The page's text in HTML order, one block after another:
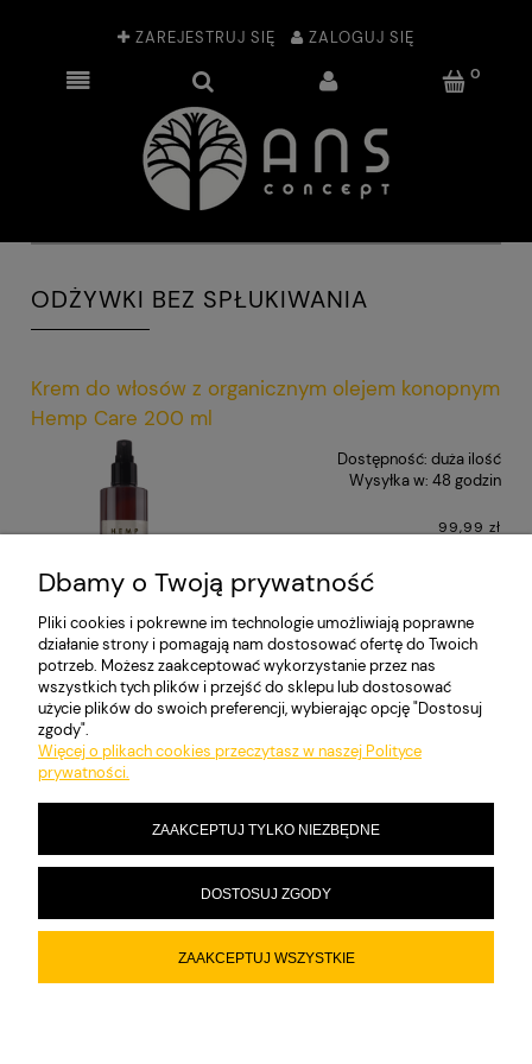
ZAREJESTRUJ SIĘ ZALOGUJ SIĘ
ODŻYWKI BEZ SPŁUKIWANIA
Krem do włosów z organicznym olejem konopnym
Hemp Care 200 ml
Dostępność: duża ilość
Wysyłka w: 48 godzin
99,99 zł
DO KOSZYKA
INFORMACJE
O NAS
Dbamy o Twoją prywatność
Pliki cookies i pokrewne im technologie umożliwiają poprawne
działanie strony i pomagają nam dostosować ofertę do Twoich
potrzeb. Możesz zaakceptować wykorzystanie przez nas
wszystkich tych plików i przejść do sklepu lub dostosować
użycie plików do swoich preferencji, wybierając opcję "Dostosuj
zgody".
Więcej o plikach cookies przeczytasz w naszej Polityce
prywatności.
ZAAKCEPTUJ TYLKO NIEZBĘDNE
DOSTOSUJ ZGODY
ZAAKCEPTUJ WSZYSTKIE